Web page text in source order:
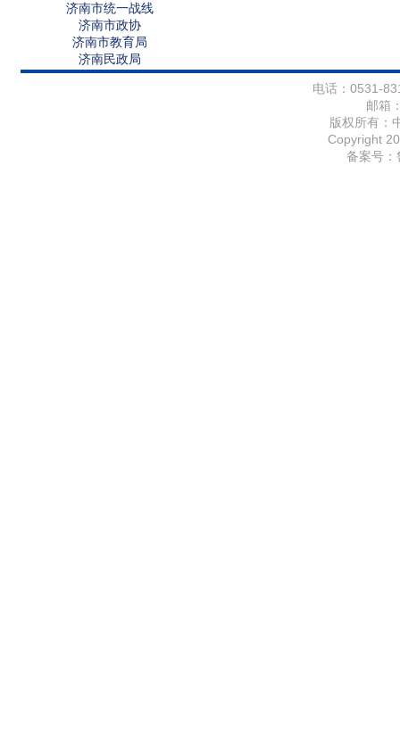
济南市统一战线
济南市政协
济南市教育局
济南民政局
电话：0531-
邮箱
版权所有：
Copyright
备案号